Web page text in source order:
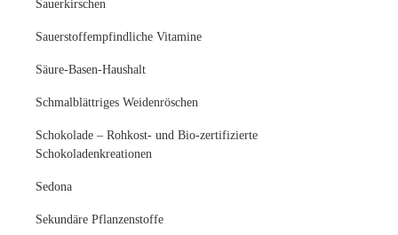
Sauerkirschen
Sauerstoffempfindliche Vitamine
Säure-Basen-Haushalt
Schmalblättriges Weidenröschen
Schokolade – Rohkost- und Bio-zertifizierte
Schokoladenkreationen
Sedona
Sekundäre Pflanzenstoffe